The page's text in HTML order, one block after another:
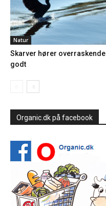
Natur
Skarver hører overraskende
godt
Organic.dk på facebook